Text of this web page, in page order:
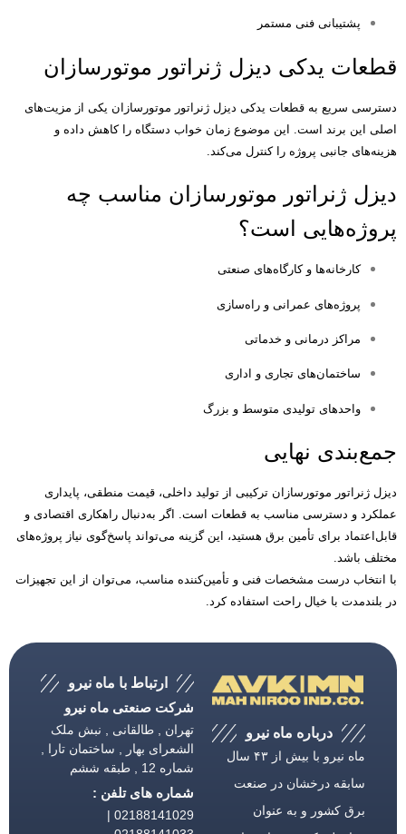
پشتیبانی فنی مستمر
قطعات یدکی دیزل ژنراتور موتورسازان
دسترسی سریع به قطعات یدکی دیزل ژنراتور موتورسازان یکی از مزیت‌های
اصلی این برند است این موضوع زمان خواب دستگاه را کاهش داده و
هزینه‌های جانبی پروژه را کنترل می‌کند
دیزل ژنراتور موتورسازان مناسب چه
پروژه‌هایی است؟
کارخانه‌ها و کارگاه‌های صنعتی
پروژه‌های عمرانی و راه‌سازی
مراکز درمانی و خدماتی
ساختمان‌های تجاری و اداری
واحدهای تولیدی متوسط و بزرگ
جمع‌بندی نهایی
دیزل ژنراتور موتورسازان ترکیبی از تولید داخلی، قیمت منطقی، پایداری
عملکرد و دسترسی مناسب به قطعات است. اگر به‌دنبال راهکاری اقتصادی و
قابل‌اعتماد برای تأمین برق هستید، این گزینه می‌تواند پاسخ‌گوی نیاز پروژه‌های
مختلف باشد.
با انتخاب درست مشخصات فنی و تأمین‌کننده مناسب، می‌توان از این تجهیزات
در بلندمدت با خیال راحت استفاده کرد.
درباره ماه نیرو
ماه نیرو با بیش از ۴۳ سال
سابقه درخشان در صنعت
برق كشور و به عنوان
ارتباط با ماه نیرو
شرکت صنعتی ماه نیرو
تهران , طالقانی , نبش ملک
الشعرای بهار , ساختمان تارا ,
شماره 12 , طبقه ششم
شماره های تلفن :
02188141029 |